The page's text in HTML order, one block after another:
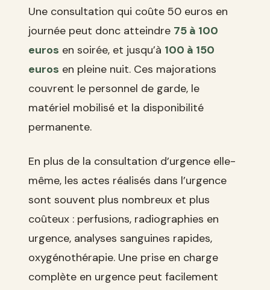
Une consultation qui coûte 50 euros en
journée peut donc atteindre 75 à 100
euros en soirée, et jusqu’à 100 à 150
euros en pleine nuit. Ces majorations
couvrent le personnel de garde, le
matériel mobilisé et la disponibilité
permanente.
En plus de la consultation d’urgence elle-
même, les actes réalisés dans l’urgence
sont souvent plus nombreux et plus
coûteux : perfusions, radiographies en
urgence, analyses sanguines rapides,
oxygénothérapie. Une prise en charge
complète en urgence peut facilement